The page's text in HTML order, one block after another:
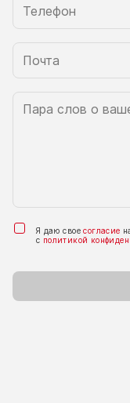
Я даю своесогласие
с политикой